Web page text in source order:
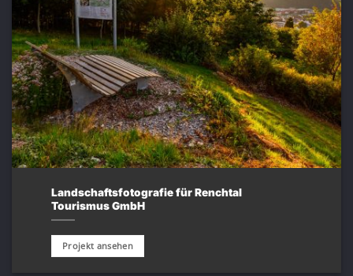
Landschaftsfotografie für Renchtal
Tourismus GmbH
Projekt ansehen